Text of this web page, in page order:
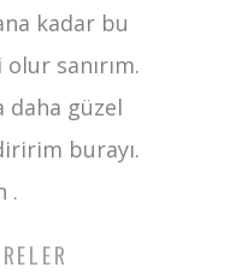
kadar bu
sanırım.
daha güzel
burayı.
.